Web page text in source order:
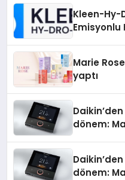
Kleen-Hy-
Emisyonlu
Marie
yaptı
dönem:
dönem: